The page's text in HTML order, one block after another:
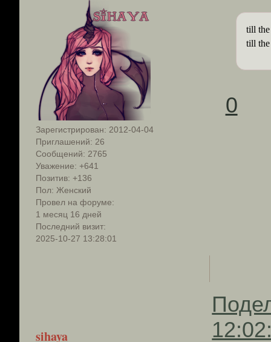
Зарегистрирован: 2012-04-04
Приглашений: 26
Сообщений: 2765
Уважение: +641
Позитив: +136
Пол: Женский
Провел на форуме:
1 месяц 16 дней
Последний визит:
2025-10-27 13:28:01
till the
till
0
sihaya